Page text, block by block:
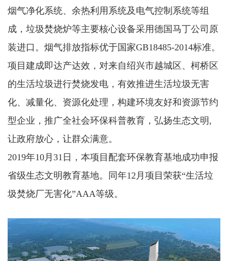
烟气净化系统、余热利用系统及电气控制系统等组
成，垃圾焚烧炉等主要核心设备采用德国马丁公司原
装进口。烟气排放指标优于国家GB18485-2014标准。
项目建成即达产达效，对来自绍兴市越城区、柯桥区
的生活垃圾进行焚烧发电，有效推进生活垃圾无害
化、减量化、资源化处理，构建环境友好和资源节约
型企业，推广全社会环保科普教育，弘扬生态文明,
让政府放心，让群众满意。
2019年10月31日，本项目配套环保教育基地成功申报
省级生态文明教育基地。同年12月项目荣获“生活垃
圾焚烧厂无害化”AAA等级。